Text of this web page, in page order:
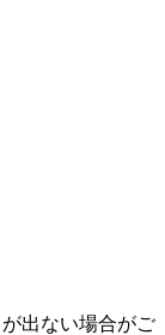
出ない場合がご